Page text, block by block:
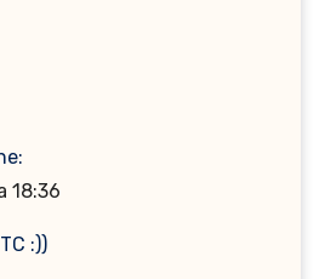
18:36
:))